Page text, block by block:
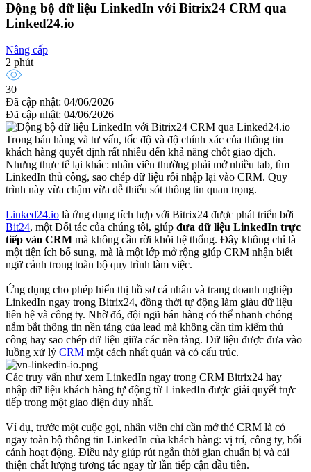
Động bộ dữ liệu LinkedIn với Bitrix24 CRM qua
Linked24.io
Nâng cấp
2 phút
30
Đã cập nhật: 04/06/2026
Đã cập nhật: 04/06/2026
Trong bán hàng và tư vấn, tốc độ và độ chính xác của thông tin
khách hàng quyết định rất nhiều đến khả năng chốt giao dịch.
Nhưng thực tế lại khác: nhân viên thường phải mở nhiều tab, tìm
LinkedIn thủ công, sao chép dữ liệu rồi nhập lại vào CRM. Quy
trình này vừa chậm vừa dễ thiếu sót thông tin quan trọng.
Linked24.io là ứng dụng tích hợp với Bitrix24 được phát triển bởi
Bit24, một Đối tác của chúng tôi, giúp đưa dữ liệu LinkedIn trực
tiếp vào CRM mà không cần rời khỏi hệ thống. Đây không chỉ là
một tiện ích bổ sung, mà là một lớp mở rộng giúp CRM nhận biết
ngữ cảnh trong toàn bộ quy trình làm việc.
Ứng dụng cho phép hiển thị hồ sơ cá nhân và trang doanh nghiệp
LinkedIn ngay trong Bitrix24, đồng thời tự động làm giàu dữ liệu
liên hệ và công ty. Nhờ đó, đội ngũ bán hàng có thể nhanh chóng
nắm bắt thông tin nền tảng của lead mà không cần tìm kiếm thủ
công hay sao chép dữ liệu giữa các nền tảng. Dữ liệu được đưa vào
luồng xử lý CRM một cách nhất quán và có cấu trúc.
Các truy vấn như xem LinkedIn ngay trong CRM Bitrix24 hay
nhập dữ liệu khách hàng tự động từ LinkedIn được giải quyết trực
tiếp trong một giao diện duy nhất.
Ví dụ, trước một cuộc gọi, nhân viên chỉ cần mở thẻ CRM là có
ngay toàn bộ thông tin LinkedIn của khách hàng: vị trí, công ty, bối
cảnh hoạt động. Điều này giúp rút ngắn thời gian chuẩn bị và cải
thiện chất lượng tương tác ngay từ lần tiếp cận đầu tiên.